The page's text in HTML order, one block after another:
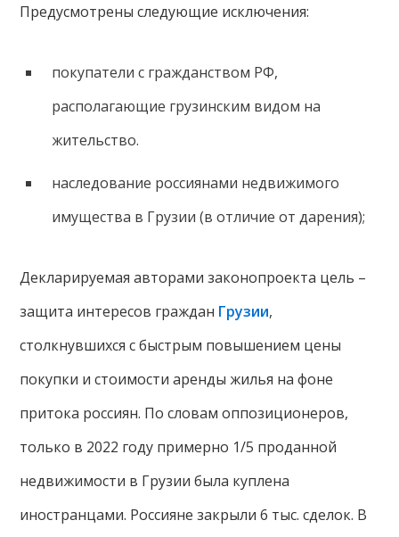
Предусмотрены следующие исключения:
покупатели с гражданством РФ,
располагающие грузинским видом на
жительство.
наследование россиянами недвижимого
имущества в Грузии (в отличие от дарения);
Декларируемая авторами законопроекта цель –
защита интересов граждан Грузии,
столкнувшихся с быстрым повышением цены
покупки и стоимости аренды жилья на фоне
притока россиян. По словам оппозиционеров,
только в 2022 году примерно 1/5 проданной
недвижимости в Грузии была куплена
иностранцами. Россияне закрыли 6 тыс. сделок. В